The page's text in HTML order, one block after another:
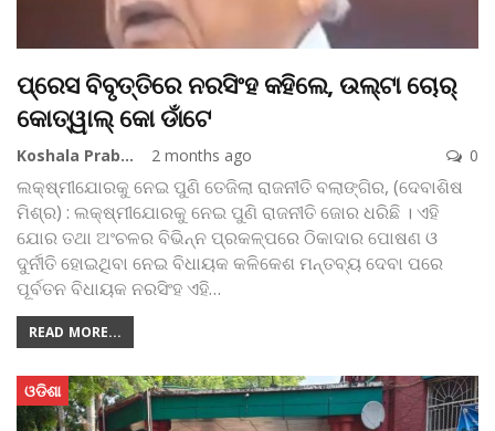
ପ୍ରେସ ବିବୃତ୍ତିରେ ନରସିଂହ କହିଲେ, ଉଲ୍‌ଟା ଚୋର୍‌
କୋତ୍‌ୱାଲ୍‌ କୋ ଡାଁଟେ
Koshala Prabaha 2 months ago 0
ଲକ୍ଷ୍ମୀଯୋରକୁ ନେଇ ପୁଣି ତେଜିଲା ରାଜନୀତିବଲାଙ୍ଗିର, (ଦେବାଶିଷ
ମିଶ୍ର) : ଲକ୍ଷ୍ମୀଯୋରକୁ ନେଇ ପୁଣି ରାଜନୀତି ଜୋର ଧରିଛି । ଏହି
ଯୋର ତଥା ଅଂଚଳର ବିଭିନ୍ନ ପ୍ରକଳ୍ପରେ ଠିକାଦାର ପୋଷଣ ଓ
ଦୁର୍ନୀତି ହୋଇଥିବା ନେଇ ବିଧାୟକ କଳିକେଶ ମନ୍ତବ୍ୟ ଦେବା ପରେ
ପୂର୍ବତନ ବିଧାୟକ ନରସିଂହ ଏହି…
READ MORE...
ଓଡିଶା